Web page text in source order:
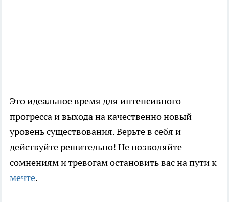
Это идеальное время для интенсивного
прогресса и выхода на качественно новый
уровень существования. Верьте в себя и
действуйте решительно! Не позволяйте
сомнениям и тревогам остановить вас на пути к
мечте.